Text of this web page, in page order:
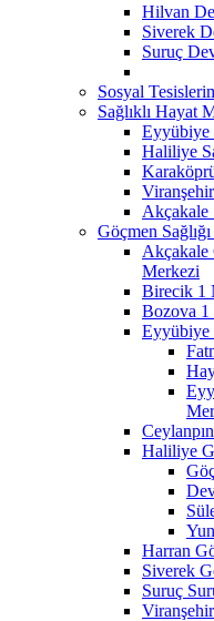
Hilvan
Siverek
Suruç
Sosyal
Sağlıklı Hayat
Eyyübiye
Haliliye
Akçakale
Göçmen
Akçakale
Merkezi
Birecik 1
Bozova 1
Eyyübiye
Haliliye
Harran
Siverek
Suruç